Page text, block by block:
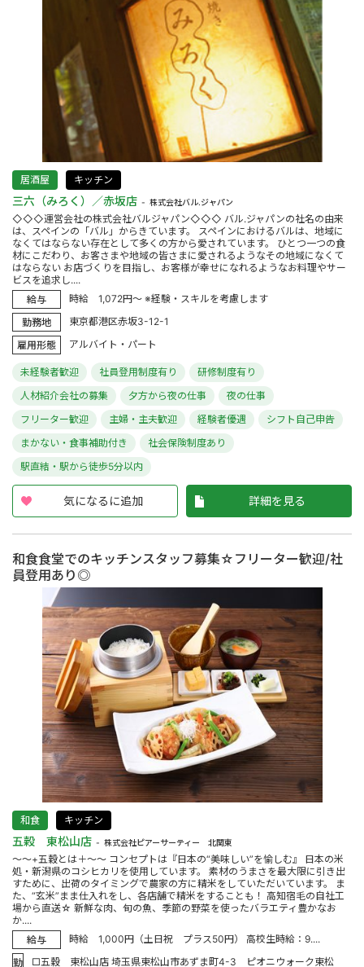
居酒屋 キッチン
三六（みろく）／赤坂店 株式会社バル.ジャパン
◇◇◇運営会社の株式会社バルジャパン◇◇◇ バル.ジャパンの社名の由来
は、スペインの「バル」からきています。 スペインにおけるバルは、地域に
なくてはならない存在として多くの方から愛されています。 ひとつ一つの食
材にこだわり、お客さまや地域の皆さまに愛されるようなその地域になくて
はならない お店づくりを目指し、お客様が幸せになれるようなお料理やサー
ビスを追求し....
給与
時給 1,072円～ ※経験・スキルを考慮します
勤務地
東京都港区赤坂3-12-1
雇用形態
アルバイト・パート
未経験者歓迎 社員登用制度有り
研修制度有り
人材紹介会社の募集
夕方から夜の仕事
夜の仕事
フリーター歓迎
主婦・主夫歓迎 経験者優遇
シフト自己申告
まかない・食事補助付き
社会保険制度あり
駅直結・駅から徒歩5分以内
気になるに追加 詳細を見る
和食食堂でのキッチンスタッフ募集☆フリーター歓迎/社
員登用あり◎
和食 キッチン
五穀 東松山店 株式会社ピアーサーティー 北関東
～～+五穀とは＋～～ コンセプトは『日本の“美味しい”を愉しむ』 日本の米
処・新潟県のコシヒカリを使用しています。 素材のうまさを最大限に引き出
すために、出荷のタイミングで農家の方に精米をしていただいています。 ま
た、“玄米”まま仕入れをし、各店舗で精米をすることも！ 高知宿毛の自社工
場から直送☆ 新鮮な肉、旬の魚、季節の野菜を使ったバラエティ豊かなお
か....
給与
時給 1,000円（土日祝 プラス50円） 高校生時給：9....
勤
□五穀 東松山店 埼玉県東松山市あずま町4-3 ピオニウォーク東松